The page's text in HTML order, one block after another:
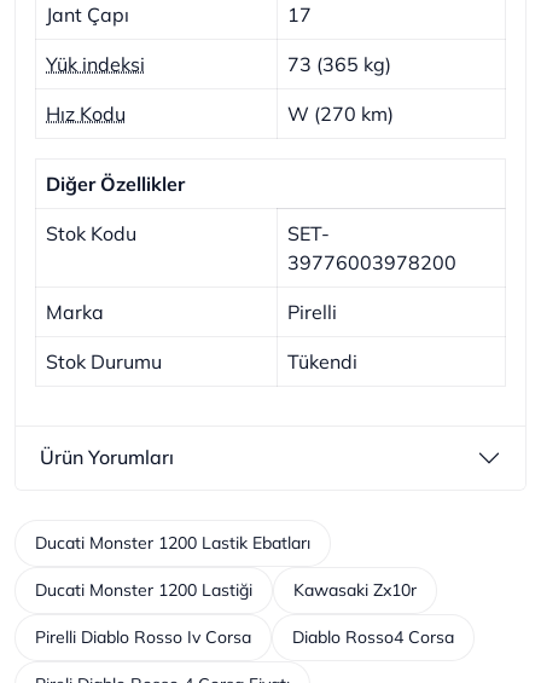
Jant Çapı 17
Yük indeksi 73 (365 kg)
Hız Kodu W (270 km)
Diğer Özellikler
Stok Kodu
SET-
39776003978200
Marka Pirelli
Stok Durumu Tükendi
Ürün Yorumları
Ducati Monster 1200 Lastik Ebatları
Ducati Monster 1200 Lastiği Kawasaki Zx10r
Pirelli Diablo Rosso Iv Corsa Diablo Rosso4 Corsa